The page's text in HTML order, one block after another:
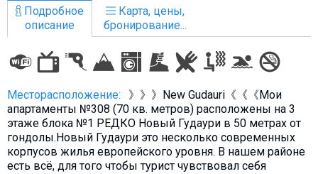
Подробное
описание
Карта, цены,
бронирование...
Месторасположение:
》》》New Gudauri《《《Мои
апартаменты №308 (70 кв. метров) расположены на 3
этаже блока №1 РЕДКО Новый Гудаури в 50 метрах от
гондолы.Новый Гудаури это несколько современных
корпусов жилья европейского уровня. В нашем районе
есть всё, для того чтобы турист чувствовал себя
Долгосрочная аренда
Казбеги
Другое
О Грузии
Визы и Документы
Что пить?